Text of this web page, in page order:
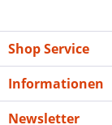
Shop Service
Informationen
Newsletter